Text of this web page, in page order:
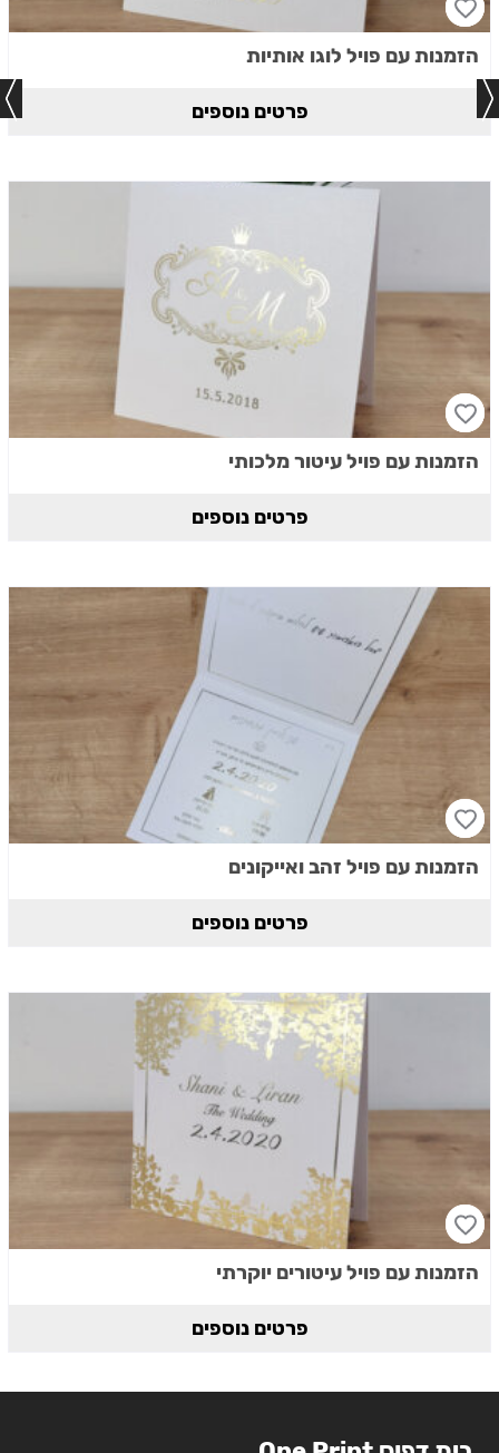
הזמנות עם פויל לוגו אותיות
פרטים נוספים
הזמנות עם פויל עיטור מלכותי
פרטים נוספים
הזמנות עם פויל זהב ואייקונים
פרטים נוספים
הזמנות עם פויל עיטורים יוקרתי
פרטים נוספים